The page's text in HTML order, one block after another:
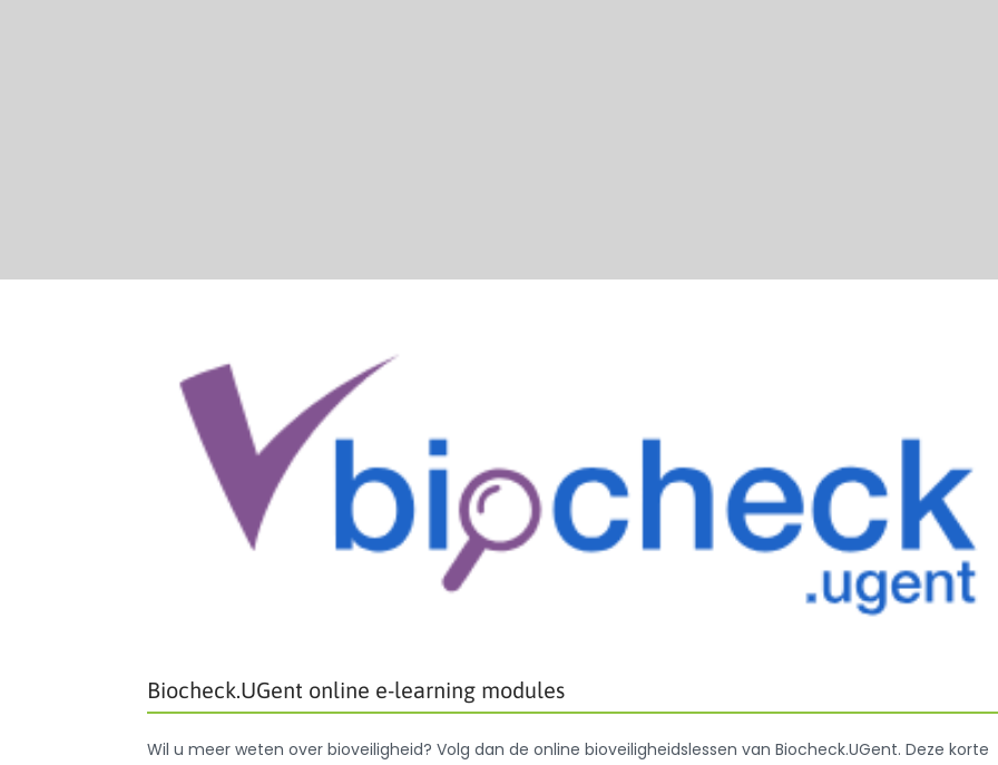
Biocheck.UGent online e-learning modules
Wil u meer weten over bioveiligheid? Volg dan de online bioveiligheidslessen van Biocheck.UGent. Deze korte